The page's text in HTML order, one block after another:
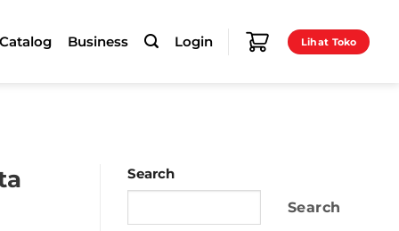
Business Login Lihat Toko
Search
Search